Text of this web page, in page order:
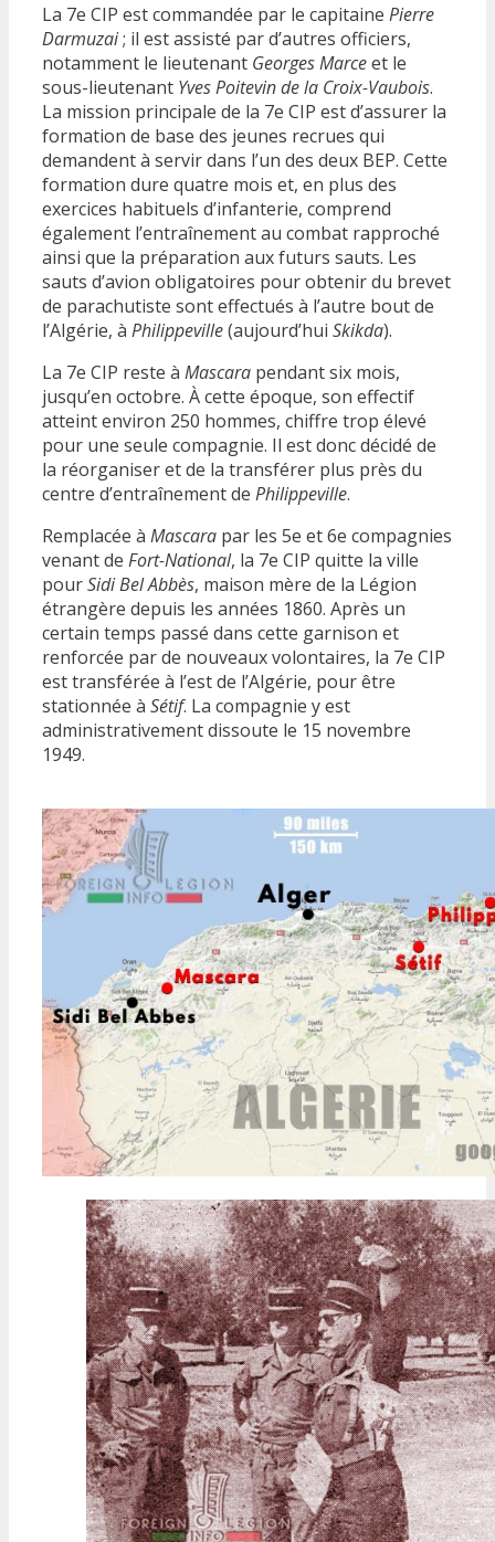
La 7e CIP est commandée par le capitaine Pierre
Darmuzai; il est assisté par d’autres officiers,
notamment le lieutenant Georges Marceet le
sous-lieutenant Yves Poitevin de la Croix-Vaubois.
La mission principale de la 7e CIP est d’assurer la
formation de base des jeunes recrues qui
demandent à servir dans l’un des deux BEP. Cette
formation dure quatre mois et, en plus des
exercices habituels d’infanterie, comprend
également l’entraînement au combat rapproché
ainsi que la préparation aux futurs sauts. Les
sauts d’avion obligatoires pour obtenir du brevet
de parachutiste sont effectués à l’autre bout de
l’Algérie, à Philippeville(aujourd’hui Skikda).
La 7e CIP reste à Mascara pendant six mois,
jusqu’en octobre. À cette époque, son effectif
atteint environ 250 hommes, chiffre trop élevé
pour une seule compagnie. Il est donc décidé de
la réorganiser et de la transférer plus près du
centre d’entraînement de Philippeville.
Remplacée à Mascara par les 5e et 6e compagnies
venant de Fort-National, la 7e CIP quitte la ville
pourSidi Bel Abbès, maison mère de la Légion
étrangère depuis les années 1860. Après un
certain temps passé dans cette garnison et
renforcée par de nouveaux volontaires, la 7e CIP
est transférée à l’est de l’Algérie, pour être
stationnée à Sétif. La compagnie y est
administrativement dissoute le 15 novembre
1949.